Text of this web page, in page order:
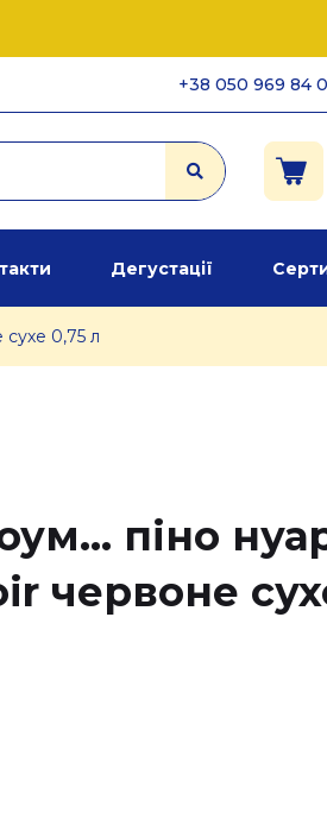
+38 050 969 84
Дегустації
0,75 л
піно
червоне